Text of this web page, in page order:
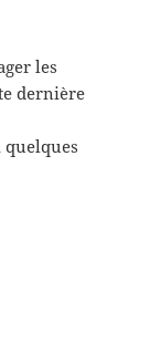
les
dernière
quelques
#1 – S14